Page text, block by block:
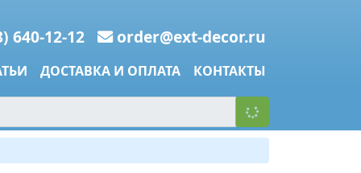
640-12-12 order@ext-decor.ru
ДОСТАВКА И ОПЛАТА КОНТАКТЫ